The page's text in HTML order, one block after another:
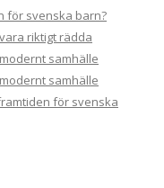
för svenska barn?
riktigt rädda
samhälle
samhälle
för svenska